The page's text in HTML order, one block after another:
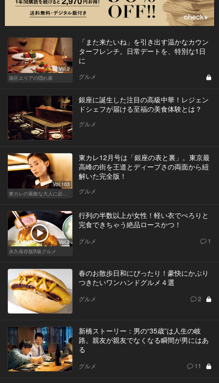
Vol.2
港区エリアの隠れ家
「また来たいね」を引き出す温かなカウン
ターフレンチ。日常デートを、特別な1日
に
グルメ
銀座に誕生した注目の高級中華！レジェン
ドシェフが届ける至福の美食体験とは？
グルメ
Vol.103
東カレの素敵な大人に必要なこと
東カレ12月号は「銀座の表と裏」。東京最
高峰の街を王道とディープさの両面から紐
解いた完全版！
グルメ
Vol.3
永久保存版B級グルメ
行列の半数以上が女性！軽い衣でぺろりと
完食できちゃう絶品ロースかつ！
グルメ 1
春のお散歩日和にぴったり！豪快にかぶり
つきたいワンハンドグルメ４選
グルメ 2
新橋ストーリー：男の“35歳”は人生の岐
路。親友が親友でなくなる瞬間が男にはあ
る
グルメ 11